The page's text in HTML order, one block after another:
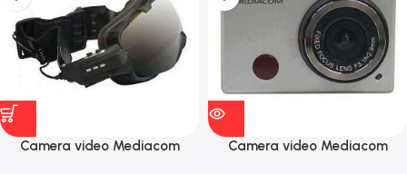
Camera video Mediacom
Camera video Mediacom